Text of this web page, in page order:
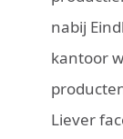
nabij
kantoor
Liever